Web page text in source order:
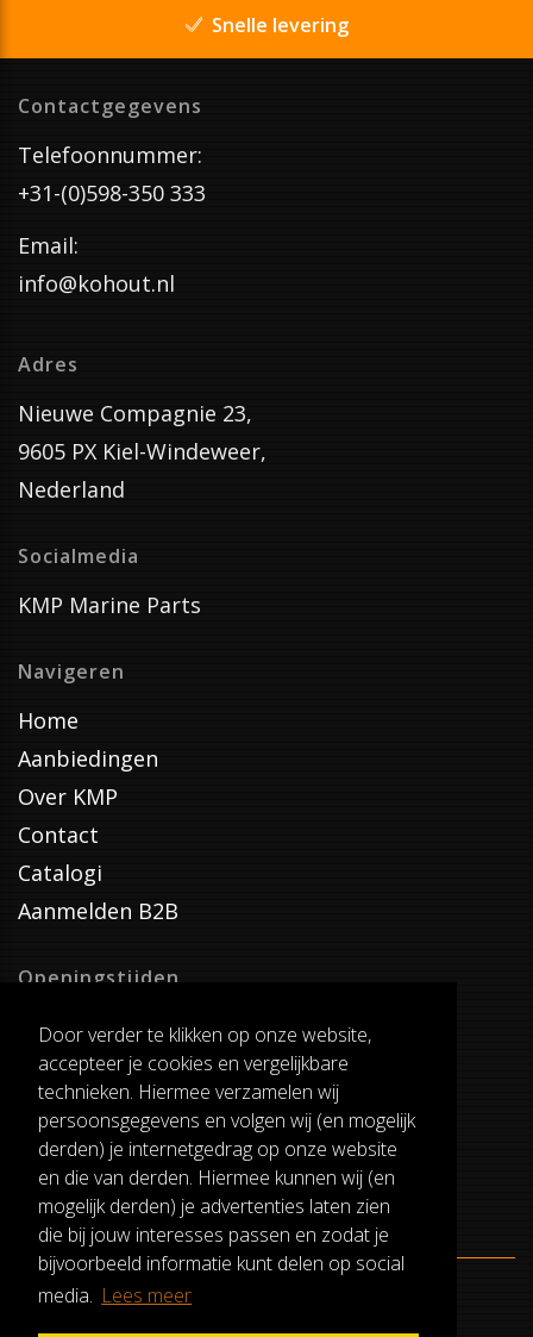
Door verder te klikken op onze website,
accepteer je cookies en vergelijkbare
technieken. Hiermee verzamelen wij
persoonsgegevens en volgen wij (en mogelijk
derden) je internetgedrag op onze website
en die van derden. Hiermee kunnen wij (en
mogelijk derden) je advertenties laten zien
die bij jouw interesses passen en zodat je
bijvoorbeeld informatie kunt delen op social
media. Lees meer
Snelle levering
Contactgegevens
Telefoonnummer:
+31-(0)598-350 333
Email:
info@kohout.nl
Adres
Nieuwe Compagnie 23,
9605 PX Kiel-Windeweer,
Nederland
Socialmedia
KMP Marine Parts
Navigeren
Home
Aanbiedingen
Over KMP
Contact
Catalogi
Aanmelden B2B
Openingstijden
Dinsdag T/M Zaterdag
van 8:00-17:00
Verzenddagen
Dinsdag T/M Vrijdag
Pauze
12:30-13:00
ALGEMENE VOORWAARDEN